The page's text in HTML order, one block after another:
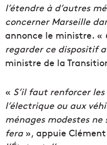
l’étendre à d’autres
concerner Marseille
annonce le ministre. «
regarder ce dispositif
ministre de la
« S’il faut renforcer
l’électrique ou aux
ménages modestes ne
fera», appuie Clément